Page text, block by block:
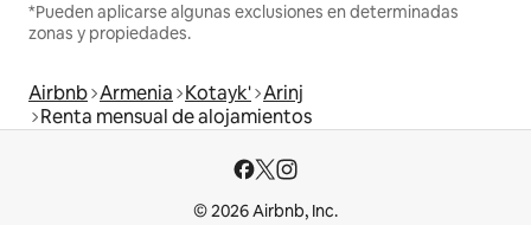
*Pueden aplicarse algunas exclusiones en determinadas
zonas y propiedades.
Airbnb Armenia Kotayk' Arinj
Renta mensual de alojamientos
© 2026 Airbnb, Inc.